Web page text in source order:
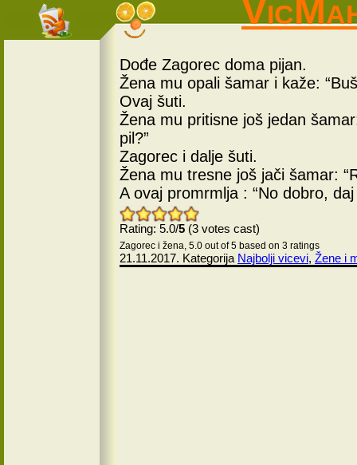
Dođe Zagorec doma pijan.
Žena mu opali šamar i kaže:
Ovaj šuti.
Žena mu pritisne još jedan
pil?”
Zagorec i dalje šuti.
Žena mu tresne još jači šamar:
A ovaj promrmlja : “No dobro,
Rating: 5.0/5 (3 votes cast)
Zagorec i žena, 5.0 out of5 based on 3 ratings
21.11.2017. Kategorija Najbolji vicevi, Žene i